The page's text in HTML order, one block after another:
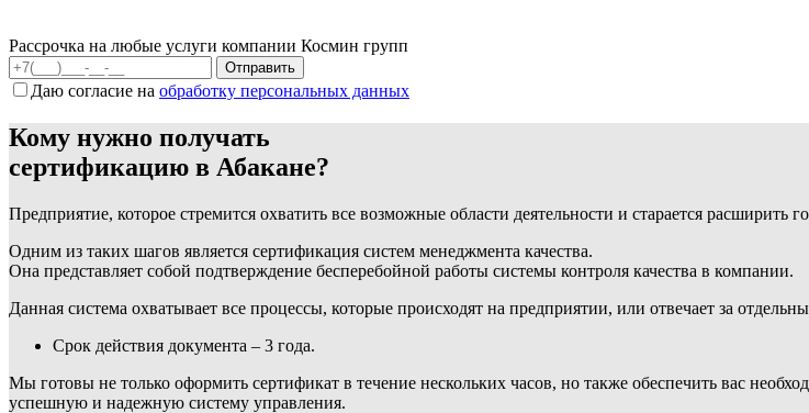
Рассрочка на любые услуги компании Космин групп
Даю согласие на обработку персональных данных
Кому нужно получать
сертификацию в Абакане?
Предприятие, которое стремится охватить все возможные области деятельности и старается
Одним из таких шагов является сертификация систем менеджмента качества.
Она представляет собой подтверждение бесперебойной работы системы контроля качества в компании.
Данная система охватывает все процессы, которые происходят на предприятии, или отвечает за
Срок действия документа – 3 года.
Мы готовы не только оформить сертификат в течение нескольких часов, но также обеспечить вас
успешную и надежную систему управления.